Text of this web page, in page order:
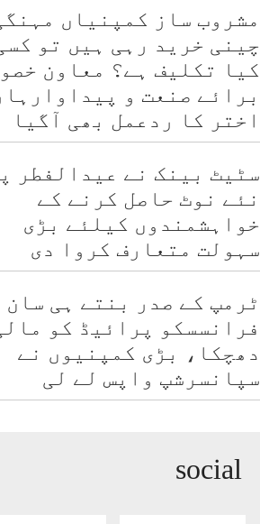
مشروب ساز کمپنیاں
چینی خرید رہی ہیں تو
کیا تکلیف ہے؟ معاون
برائے صنعت و
اختر کا ردعمل بھی آگیا
سٹیٹ بینک نے عیدالفطر
نئے نوٹ حاصل کرنے کے
خواہشمندوں کیلئے بڑی
سہولت متعارف کروا دی
ٹرمپ کے صدر بنتے ہی سان
فرانسسکو پرائیڈ کو
دھچکا، بڑی کمپنیوں نے
سپانسرشپ واپس لے لی
social